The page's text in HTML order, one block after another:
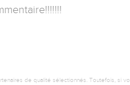
de qualité sélectionnés. Toutefois, si